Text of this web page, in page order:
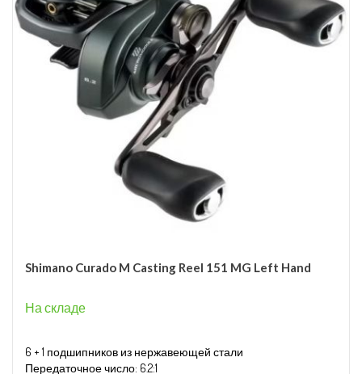
Shimano Curado M Casting Reel 151 MG Left Hand
На складе
6 + 1 подшипников из нержавеющей стали
Передаточное число: 6.2:1